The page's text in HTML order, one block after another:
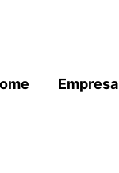
Empresa